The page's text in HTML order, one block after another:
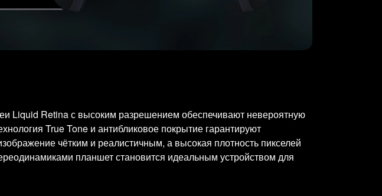
Liquid Retina с высоким разрешением обеспечивают невероятную
True Tone и антибликовое покрытие гарантируют
чётким и реалистичным, а высокая плотность пикселей
планшет становится идеальным устройством для